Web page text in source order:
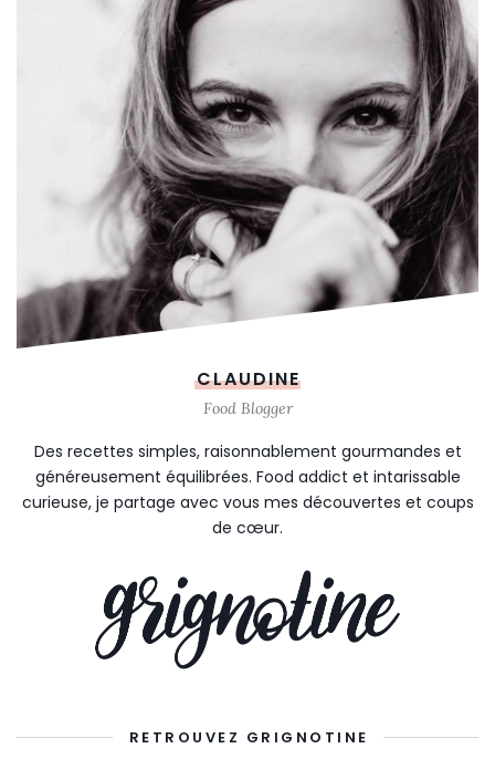
CLAUDINE
Food Blogger
Des recettes simples, raisonnablement gourmandes et
généreusement équilibrées. Food addict et intarissable
curieuse, je partage avec vous mes découvertes et coups
de cœur.
RETROUVEZ GRIGNOTINE